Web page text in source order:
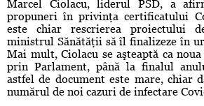
Marcel Ciolacu, liderul PSD, a
propuneri în privinţa certificatului
este chiar rescrierea proiectului
ministrul Sănătăţii să îl finalizeze în
Mai mult, Ciolacu se aşteaptă ca
prin Parlament, până la finalul
astfel de document este mare, chiar
numărul de noi cazuri de infectare